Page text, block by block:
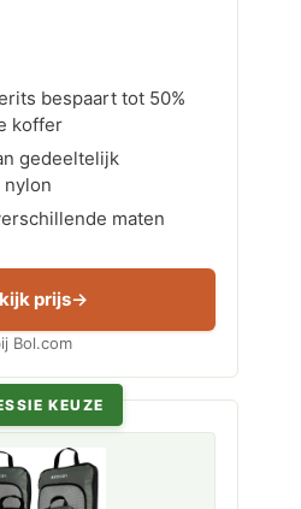
bespaart tot 50%
koffer
gedeeltelijk
maten
prijs
Bol.com
KEUZE